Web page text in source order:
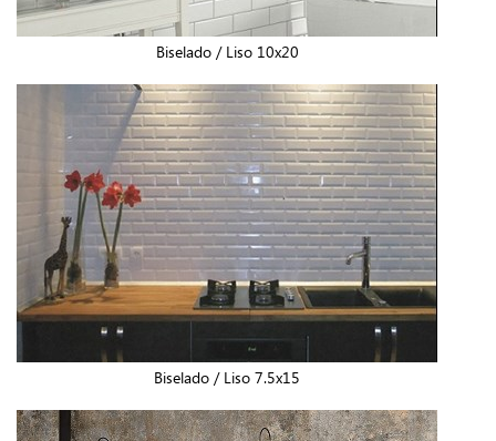
Biselado / Liso 10x20
Biselado / Liso 7.5x15